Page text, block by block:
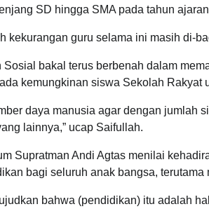
SD hingga SMA pada tahun
kekurangan guru selama ini masih di-
Sosial bakal terus berbenah dalam
kemungkinan siswa Sekolah Rakyat
daya manusia agar dengan jumlah
lainnya,” ucap Saifullah.
Supratman Andi Agtas menilai
bagi seluruh anak bangsa,
bahwa (pendidikan) itu adalah